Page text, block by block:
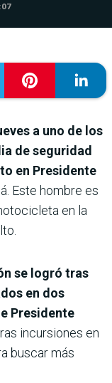
a uno de los
de seguridad
en Presidente
Este hombre es
en la
se logró tras
en dos
Presidente
incursiones en
buscar más